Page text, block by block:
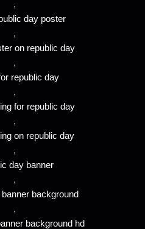
,
day poster
,
on republic day
,
republic day
,
for republic day
,
on republic day
,
day banner
,
background
,
background hd